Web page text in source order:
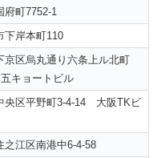
府町7752-1
下岸本町110
京区烏丸通り六条上ル北町
キョートビル
央区平野町3-4-14 大阪TKビ
之江区南港中6-4-58